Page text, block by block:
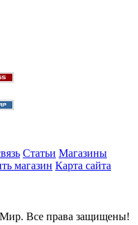
Статьи Магазины
магазин Карта сайта
Все права защищены!